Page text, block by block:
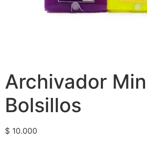
Archivador
Bolsillos
$ 10.000